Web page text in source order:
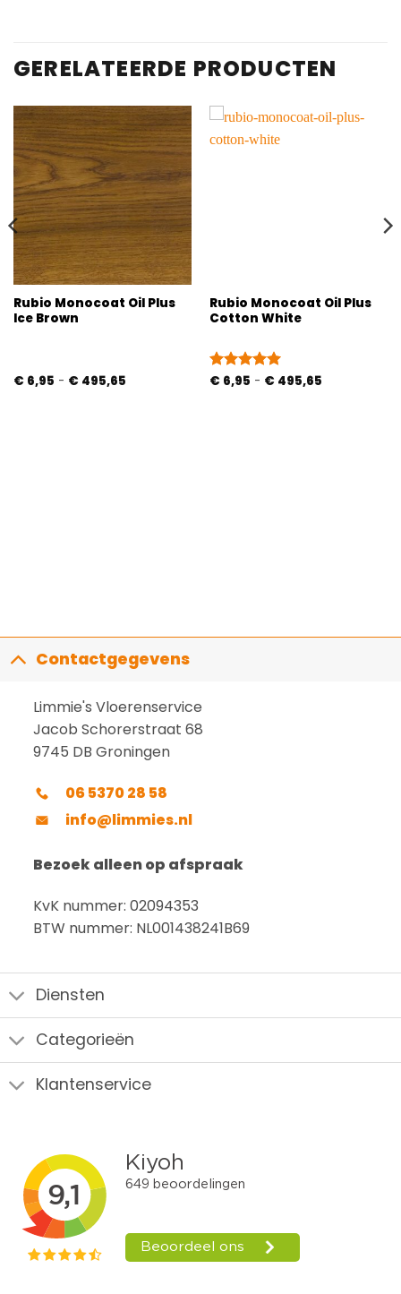
GERELATEERDE PRODUCTEN
Rubio Monocoat Oil Plus
Ice Brown
€ 6,95 - € 495,65Prijsklasse:
Rubio Monocoat Oil Plus
Cotton White
Gewaardeerd
€ 6,95 - € 495,65Prijsklasse:
Contactgegevens
Limmie's Vloerenservice
Jacob Schorerstraat 68
9745 DB Groningen
06 5370 28 58
info@limmies.nl
Bezoek alleen op afspraak
KvK nummer: 02094353
BTW nummer: NL001438241B69
Diensten
Categorieën
Klantenservice